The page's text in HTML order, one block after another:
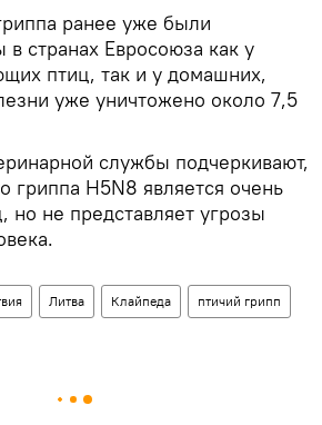
ранее уже были
в странах Евросоюза как у
птиц, так и у домашних,
уже уничтожено около 7,5
службы подчеркивают,
гриппа H5N8 является очень
но не представляет угрозы
Литва Клайпеда птичий грипп